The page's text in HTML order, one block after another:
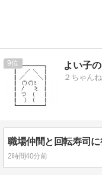
9 よい子
２ちゃん
職場仲間と回転寿司
2時間40分前